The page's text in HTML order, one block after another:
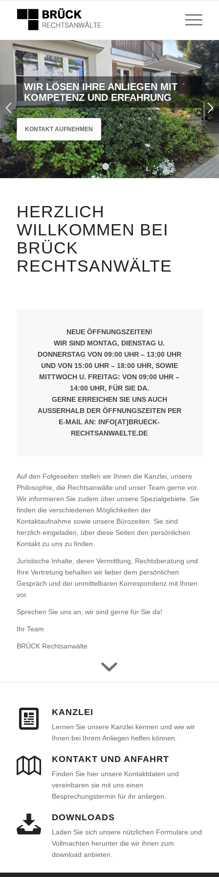
WIR LÖSEN IHRE ANLIEGEN MIT
KOMPETENZ UND ERFAHRUNG
KONTAKT AUFNEHMEN
1 2
HERZLICH
WILLKOMMEN BEI
BRÜCK
RECHTSANWÄLTE
NEUE ÖFFNUNGSZEITEN!
WIR SIND MONTAG, DIENSTAG U.
DONNERSTAG VON 09:00 UHR – 13:00 UHR
UND VON 15:00 UHR – 18:00 UHR, SOWIE
MITTWOCH U. FREITAG: VON 09:00 UHR –
14:00 UHR, FÜR SIE DA.
GERNE ERREICHEN SIE UNS AUCH
AUSSERHALB DER ÖFFNUNGSZEITEN PER E
-MAIL AN: INFO[AT]BRUECK-R
ECHTSANWAELTE.DE
Auf den Folgeseiten stellen wir Ihnen die Kanzlei, unsere
Philosophie, die Rechtsanwälte und unser Team gerne vor.
Wir informieren Sie zudem über unsere Spezialgebiete. Sie
finden die verschiedenen Möglichkeiten der
Kontaktaufnahme sowie unsere Bürozeiten. Sie sind
herzlich eingeladen, über diese Seiten den persönlichen
Kontakt zu uns zu finden.
Juristische Inhalte, deren Vermittlung, Rechtsberatung und
Ihre Vertretung behalten wir lieber dem persönlichen
Gespräch und der unmittelbaren Korrespondenz mit Ihnen
vor.
Sprechen Sie uns an, wir sind gerne für Sie da!
Ihr Team
BRÜCK Rechtsanwälte
KANZLEI
Lernen Sie unsere Kanzlei kennen und wie wir
Ihnen bei Ihrem Anliegen helfen können.
KONTAKT UND ANFAHRT
Finden Sie hier unsere Kontaktdaten und
vereinbaren sie mit uns einen
Besprechungstermin für ihr anliegen.
DOWNLOADS
Laden Sie sich unsere nützlichen Formulare und
Vollmachten herunter die wir ihnen zum
download anbieten.